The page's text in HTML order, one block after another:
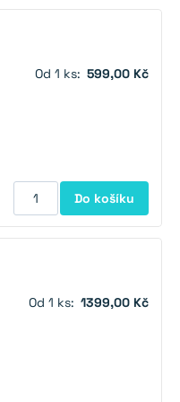
Od 1 ks: 599,00 Kč
Do košíku
Od 1 ks: 1399,00 Kč